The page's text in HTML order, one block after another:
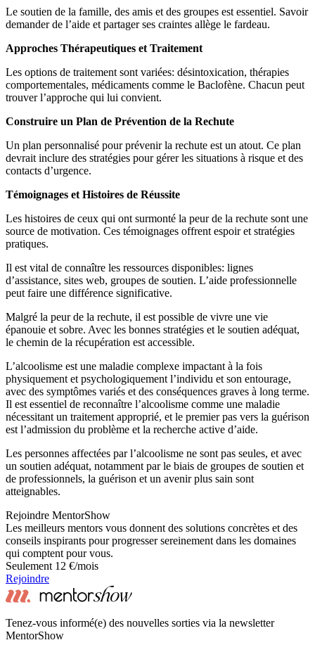
Le soutien de la famille, des amis et des groupes est essentiel. Savoir
demander de l’aide et partager ses craintes allège le fardeau.
Approches Thérapeutiques et Traitement
Les options de traitement sont variées: désintoxication, thérapies
comportementales, médicaments comme le Baclofène. Chacun peut
trouver l’approche qui lui convient.
Construire un Plan de Prévention de la Rechute
Un plan personnalisé pour prévenir la rechute est un atout. Ce plan
devrait inclure des stratégies pour gérer les situations à risque et des
contacts d’urgence.
Témoignages et Histoires de Réussite
Les histoires de ceux qui ont surmonté la peur de la rechute sont une
source de motivation. Ces témoignages offrent espoir et stratégies
pratiques.
Il est vital de connaître les ressources disponibles: lignes
d’assistance, sites web, groupes de soutien. L’aide professionnelle
peut faire une différence significative.
Malgré la peur de la rechute, il est possible de vivre une vie
épanouie et sobre. Avec les bonnes stratégies et le soutien adéquat,
le chemin de la récupération est accessible.
L’alcoolisme est une maladie complexe impactant à la fois
physiquement et psychologiquement l’individu et son entourage,
avec des symptômes variés et des conséquences graves à long terme.
Il est essentiel de reconnaître l’alcoolisme comme une maladie
nécessitant un traitement approprié, et le premier pas vers la guérison
est l’admission du problème et la recherche active d’aide.
Les personnes affectées par l’alcoolisme ne sont pas seules, et avec
un soutien adéquat, notamment par le biais de groupes de soutien et
de professionnels, la guérison et un avenir plus sain sont
atteignables.
Rejoindre MentorShow
Les meilleurs mentors vous donnent des solutions concrètes et des
conseils inspirants pour progresser sereinement dans les domaines
qui comptent pour vous.
Seulement 12 €/mois
Rejoindre
Tenez-vous informé(e) des nouvelles sorties via la newsletter
MentorShow